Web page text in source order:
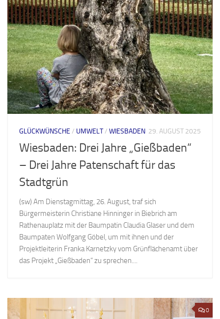
GLÜCKWÜNSCHE / UMWELT/ WIESBADEN 29. AUGUST 2025
Wiesbaden: Drei Jahre „Gießbaden“
– Drei Jahre Patenschaft für das
Stadtgrün
(sw) Am Dienstagmittag, 26. August, traf sich
Bürgermeisterin Christiane Hinninger in Biebrich am
Rathenauplatz mit der Baumpatin Claudia Glaser und dem
Baumpaten Wolfgang Göbel, um mit ihnen und der
Projektleiterin Franka Karnetzky vom Grünflächenamt über
das Projekt „Gießbaden“ zu sprechen....
0